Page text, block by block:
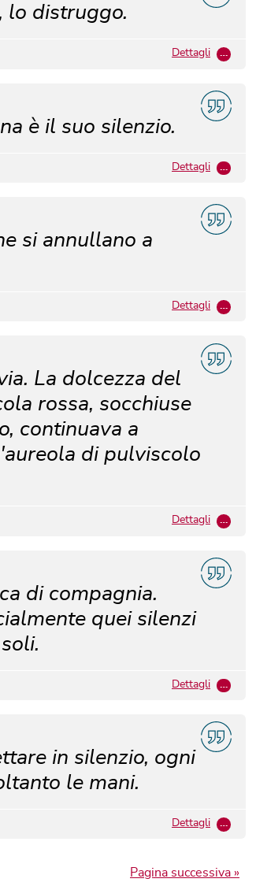
lo distruggo.
Dettagli …
è il suo silenzio.
Dettagli …
si annullano a
Dettagli …
La dolcezza del
rossa, socchiuse
continuava a
di pulviscolo
Dettagli …
di compagnia.
quei silenzi
Dettagli …
in silenzio, ogni
le mani.
Dettagli …
Pagina successiva »